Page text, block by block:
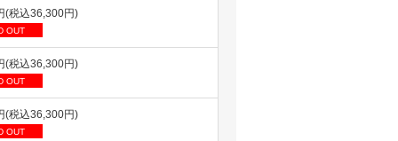
(税込36,300円)
OUT
(税込36,300円)
OUT
(税込36,300円)
OUT